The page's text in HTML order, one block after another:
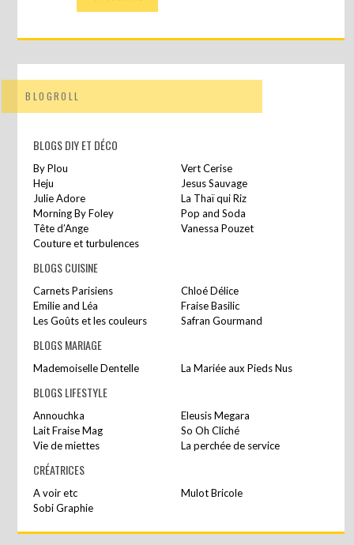
BLOGROLL
BLOGS DIY ET DÉCO
By Plou
Vert Cerise
Heju
Jesus Sauvage
Julie Adore
La Thaï qui Riz
Morning By Foley
Pop and Soda
Tête d’Ange
Vanessa Pouzet
Couture et turbulences
BLOGS CUISINE
Carnets Parisiens
Chloé Délice
Emilie and Léa
Fraise Basilic
Les Goûts et les couleurs
Safran Gourmand
BLOGS MARIAGE
Mademoiselle Dentelle La Mariée aux Pieds Nus
BLOGS LIFESTYLE
Annouchka
Eleusis Megara
Lait Fraise Mag
So Oh Cliché
Vie de miettes
La perchée de service
CRÉATRICES
A voir etc
Mulot Bricole
Sobi Graphie